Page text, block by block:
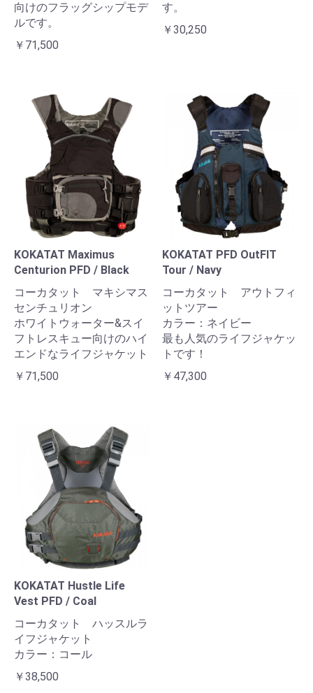
向けのフラッグシップモデ
ルです。
￥71,500
す。
￥30,250
KOKATAT Maximus
Centurion PFD / Black
コーカタット マキシマス
センチュリオン
ホワイトウォーター&スイ
フトレスキュー向けのハイ
エンドなライフジャケット
￥71,500
KOKATAT PFD OutFIT
Tour / Navy
コーカタット アウトフィ
ットツアー
カラー：ネイビー
最も人気のライフジャケッ
トです！
￥47,300
KOKATAT Hustle Life
Vest PFD / Coal
コーカタット ハッスルラ
イフジャケット
カラー：コール
￥38,500